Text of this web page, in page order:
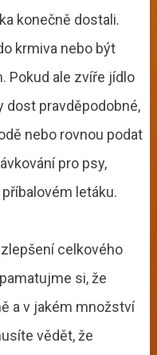
konečně dostali.
krmiva nebo být
Pokud ale zvíře jídlo
dost pravděpodobné,
nebo rovnou podat
pro psy,
letáku.
celkového
si, že
a v jakém množství
vědět, že